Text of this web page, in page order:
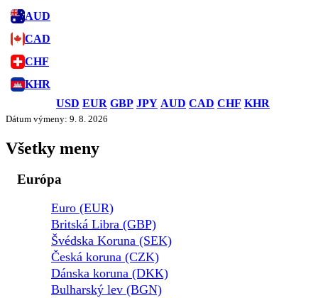
AUD
CAD
CHF
KHR
USD EUR GBP JPY AUD CAD CHF KHR
Dátum výmeny: 9. 8. 2026
Všetky meny
Európa
Euro (EUR)
Britská Libra (GBP)
Švédska Koruna (SEK)
Česká koruna (CZK)
Dánska koruna (DKK)
Bulharský lev (BGN)